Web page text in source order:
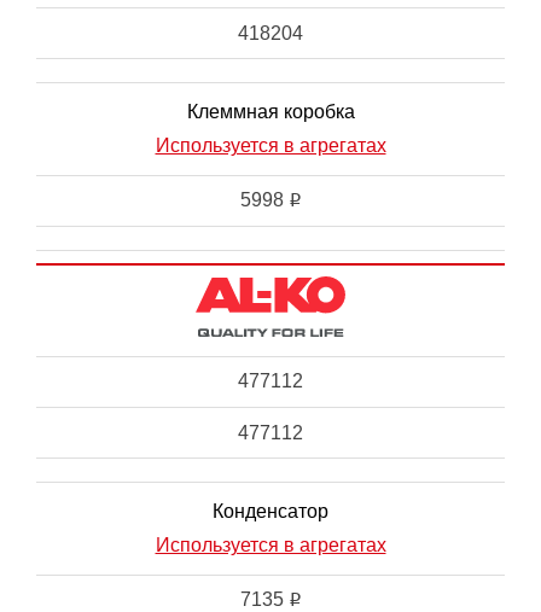
418204
Клеммная коробка
Используется в агрегатах
5998 i
477112
477112
Конденсатор
Используется в агрегатах
7135 i